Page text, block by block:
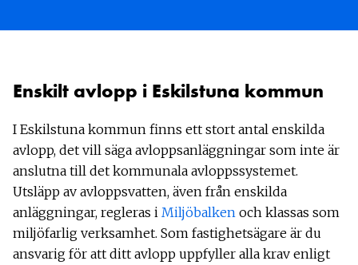
Enskilt avlopp i Eskilstuna kommun
I Eskilstuna kommun finns ett stort antal enskilda
avlopp, det vill säga avloppsanläggningar som inte är
anslutna till det kommunala avloppssystemet.
Utsläpp av avloppsvatten, även från enskilda
anläggningar, regleras i Miljöbalken och klassas som
miljöfarlig verksamhet. Som fastighetsägare är du
ansvarig för att ditt avlopp uppfyller alla krav enligt